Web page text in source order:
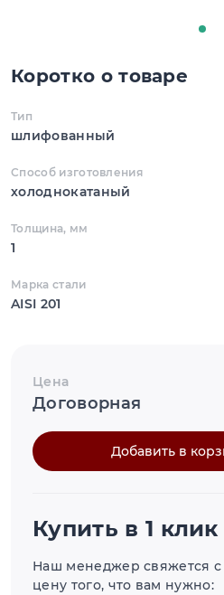
Коротко о товаре
Тип
шлифованный
Способ изготовления
холоднокатаный
Толщина, мм
1
Марка стали
AISI 201
Цена
Договорная
Добавить в
Купить в 1 клик
Наш менеджер свяжется с
цену того, что вам нужно: